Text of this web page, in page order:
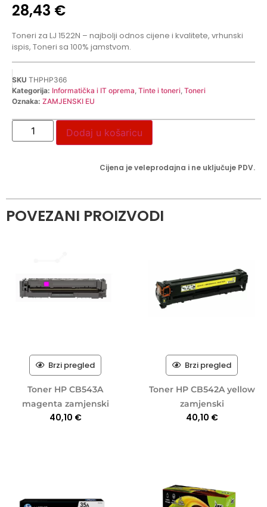
28,43 €
Toneri za LJ 1522N – najbolji odnos cijene i kvalitete, vrhunski
ispis, Toneri sa 100% jamstvom.
SKU THPHP366
Kategorija: Informatička i IT oprema Tinte i toneri Toneri
Oznaka: ZAMJENSKI EU
Dodaj u košaricu
Cijena je veleprodajna i ne uključuje PDV.
POVEZANI PROIZVODI
Brzi pregled
Toner HP CB543A
magenta zamjenski
40,10 €
Brzi pregled
Toner HP CB542A yellow
zamjenski
40,10 €